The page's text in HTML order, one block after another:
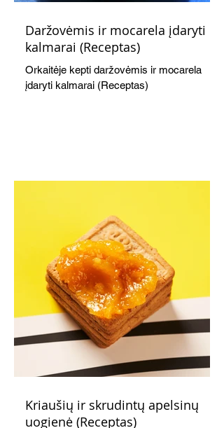
Daržovėmis ir mocarela įdaryti
kalmarai (Receptas)
Orkaitėje kepti daržovėmis ir mocarela
įdaryti kalmarai (Receptas)
Kriaušių ir skrudintų apelsinų
uogienė (Receptas)